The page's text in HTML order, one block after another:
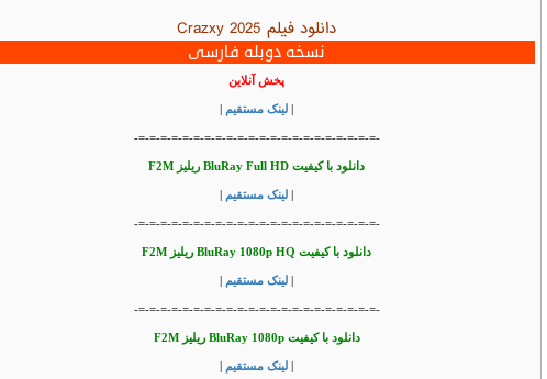
دانلود فیلم Crazxy 2025
نسخه دوبله فارسی
پخش آنلاین
| لینک مستقیم |
-=-=-=-=-=-=-=-=-=-=-=-=-=-=-=-=-=-=-=-=-=-=-
دانلود با کیفیت BluRay Full HD ریلیز F2M
| لینک مستقیم |
-=-=-=-=-=-=-=-=-=-=-=-=-=-=-=-=-=-=-=-=-=-=-
دانلود با کیفیت BluRay 1080p HQ ریلیز F2M
| لینک مستقیم |
-=-=-=-=-=-=-=-=-=-=-=-=-=-=-=-=-=-=-=-=-=-=-
دانلود با کیفیت BluRay 1080p ریلیز F2M
| لینک مستقیم |